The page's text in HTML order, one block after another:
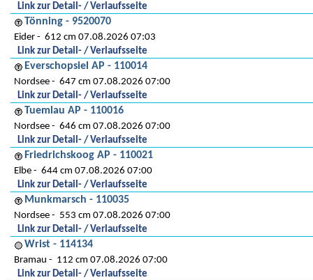
Link zur Detail- / Verlaufsseite
Tönning - 9520070
Eider
612 cm 07.08.2026 07:03
Link zur Detail- / Verlaufsseite
Everschopsiel AP - 110014
Nordsee
647 cm 07.08.2026 07:00
Link zur Detail- / Verlaufsseite
Tuemlau AP - 110016
Nordsee
646 cm 07.08.2026 07:00
Link zur Detail- / Verlaufsseite
Friedrichskoog AP - 110021
Elbe
644 cm 07.08.2026 07:00
Link zur Detail- / Verlaufsseite
Munkmarsch - 110035
Nordsee
553 cm 07.08.2026 07:00
Link zur Detail- / Verlaufsseite
Wrist - 114134
Bramau
112 cm 07.08.2026 07:00
Link zur Detail- / Verlaufsseite